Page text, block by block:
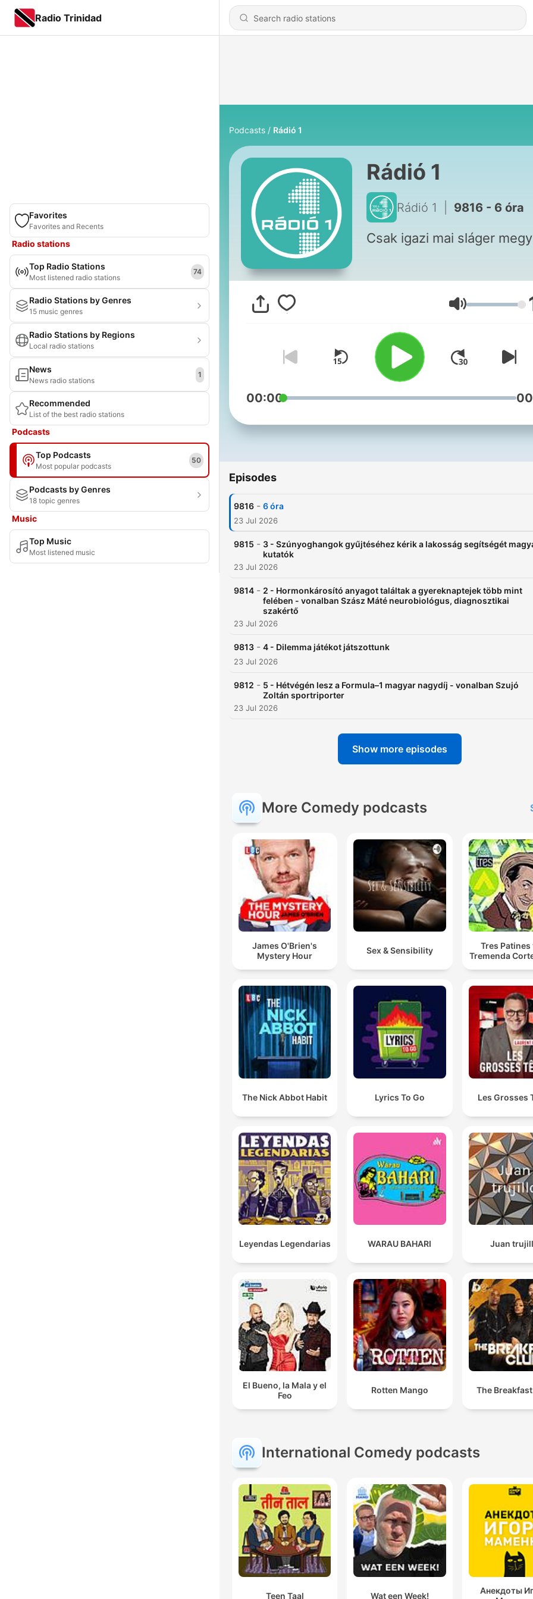
Radio Trinidad
Favorites
Favorites and Recents
Radio stations
Top Radio Stations
Most listened radio stations
74
Radio Stations by Genres
15 music genres
Radio Stations by Regions
Local radio stations
News
News radio stations
1
Recommended
List of the best radio stations
Podcasts
Top Podcasts
Most popular podcasts
50
Podcasts by Genres
18 topic genres
Music
Top Music
Most listened music
Podcasts Rádió 1
Rádió 1
Rádió 1 9816 - 6 óra
Csak igazi mai sláger
Volume
00:00
Episodes
9816 - 6 óra
23 Jul 2026
9815 - 3 - Szúnyoghangok gyűjtéséhez kérik a lakosság segítségét
kutatók
23 Jul 2026
9814 - 2 - Hormonkárosító anyagot találtak a gyereknaptejek több mint
felében - vonalban Szász Máté neurobiológus, diagnosztikai
szakértő
23 Jul 2026
9813 - 4 - Dilemma játékot játszottunk
23 Jul 2026
9812 - 5 - Hétvégén lesz a Formula–1 magyar nagydíj - vonalban Szujó
Zoltán sportriporter
23 Jul 2026
Show more episodes
More Comedy podcasts
James O'Brien's
Mystery Hour
Sex & Sensibility
Tres Patines
Tremenda
The Nick Abbot Habit Lyrics To Go Les Grosses
Leyendas Legendarias WARAU BAHARI Juan
El Bueno, la Mala y el
Feo
Rotten Mango The
International Comedy podcasts
Teen Taal Wat een Week!
Анекдоты